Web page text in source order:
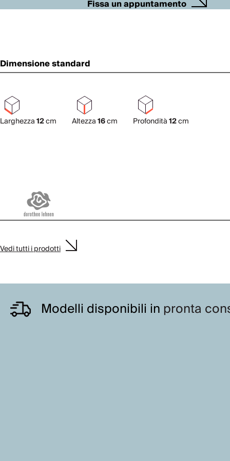
Fissa un appuntamento
Dimensione standard
Larghezza12cm Altezza16cm Profondità12cm
Vedi tutti i prodotti
Modelli disponibili in pronta